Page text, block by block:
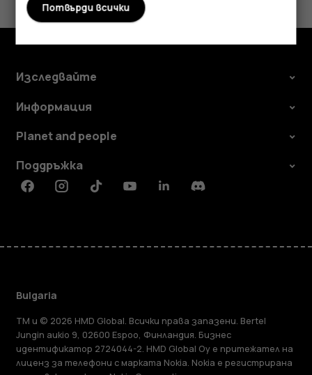
Да Не
Изследвайте
Информация
Planet and people
Поддръжка
FacebookInstagramTiktokYoutubeLinkedinDiscord
Bulgaria
TM и © 2026 HMD Global. Всички права запазени. Bertel
Jungin aukio 9, 02600 Espoo, Финландия. Бизнес
идентификатор 2724044-2. HMD Global Oy е притежател на
лиценз за телефони с марката Nokia. Nokia е регистрирана
Потвърди всички